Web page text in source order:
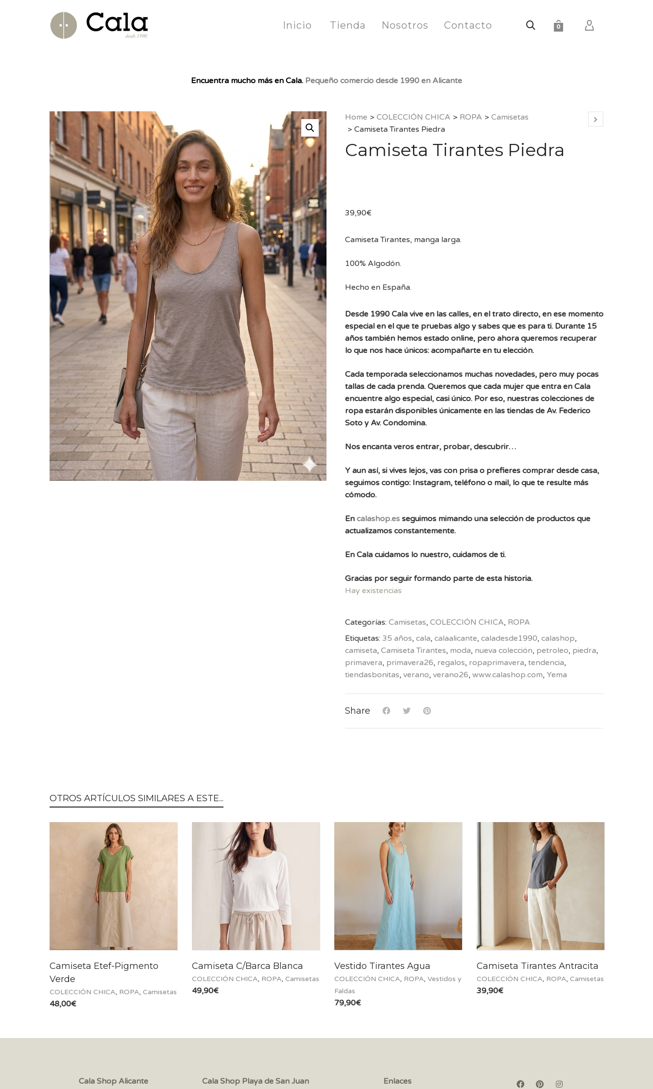
0
Inicio Tienda Nosotros Contacto
Encuentra mucho más en Cala. Pequeño comercio desde 1990 en Alicante
Home > COLECCIÓN CHICA > ROPA > Camisetas
> Camiseta Tirantes Piedra
Camiseta Tirantes Piedra
39,90€
Camiseta Tirantes, manga larga.
100% Algodón.
Hecho en España.
Desde 1990 Cala vive en las calles, en el trato directo, en ese momento
especial en el que te pruebas algo y sabes que es para ti. Durante 15
años también hemos estado online, pero ahora queremos recuperar
lo que nos hace únicos: acompañarte en tu elección.
Cada temporada seleccionamos muchas novedades, pero muy pocas
tallas de cada prenda. Queremos que cada mujer que entra en Cala
encuentre algo especial, casi único. Por eso, nuestras colecciones de
ropa estarán disponibles únicamente en las tiendas de Av. Federico
Soto y Av. Condomina.
Nos encanta veros entrar, probar, descubrir…
Y aun así, si vives lejos, vas con prisa o prefieres comprar desde casa,
seguimos contigo: Instagram, teléfono o mail, lo que te resulte más
cómodo.
En calashop.esseguimos mimando una selección de productos que
actualizamos constantemente.
En Cala cuidamos lo nuestro, cuidamos de ti.
Gracias por seguir formando parte de esta historia.
Hay existencias
Categorías: Camisetas, COLECCIÓN CHICA, ROPA
Etiquetas: 35 años, cala, calaalicante, caladesde1990, calashop,
camiseta, Camiseta Tirantes, moda, nueva colección, petroleo, piedra,
primavera, primavera26, regalos, ropaprimavera, tendencia,
tiendasbonitas, verano, verano26, www.calashop.com, Yema
Share
OTROS ARTÍCULOS SIMILARES A ESTE...
Camiseta Etef-Pigmento
Verde
COLECCIÓN CHICA, ROPA, Camisetas
48,00€
Camiseta C/Barca Blanca
COLECCIÓN CHICA, ROPA, Camisetas
49,90€
Vestido Tirantes Agua
COLECCIÓN CHICA, ROPA, Vestidos y
Faldas
79,90€
Camiseta Tirantes Antracita
COLECCIÓN CHICA, ROPA, Camisetas
39,90€
Cala Shop Alicante
Cala Shop Playa de San Juan
Enlaces